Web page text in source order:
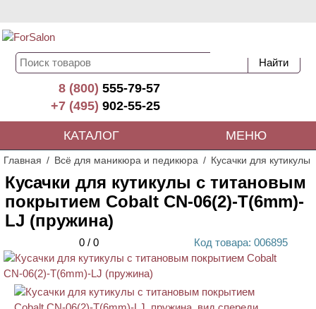
8 (800)555-79-57
+7 (495)902-55-25
КАТАЛОГ МЕНЮ
Главная Всё для маникюра и педикюра Кусачки для кутикулы
Кусачки для кутикулы с титановым
покрытием Cobalt CN-06(2)-T(6mm)-
LJ (пружина)
0 / 0 Код товара: 006895